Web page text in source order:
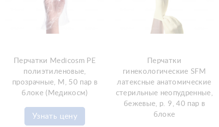
Перчатки Medicosm PE
полиэтиленовые,
прозрачные, M, 50 пар в
блоке (Медикосм)
Узнать цену
Перчатки
гинекологические SFM
латексные анатомические
стерильные неопудренные,
бежевые, р. 9, 40 пар в
блоке